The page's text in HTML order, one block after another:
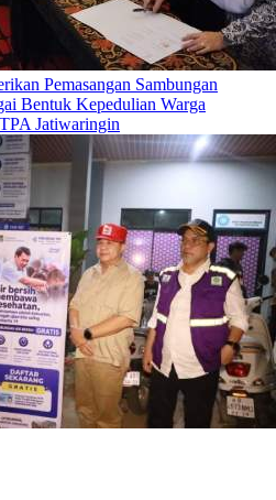
Pemasangan Sambungan
Bentuk Kepedulian Warga
Jatiwaringin